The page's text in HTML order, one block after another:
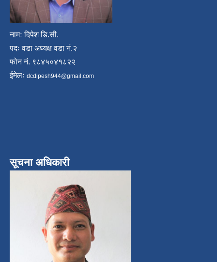
नामः दिपेश डि.सी.
पदः वडा अध्यक्ष वडा नं.२
फोन नं. ९८४५०४१८२२
ईमेलः dcdipesh944@gmail.com
सूचना अधिकारी